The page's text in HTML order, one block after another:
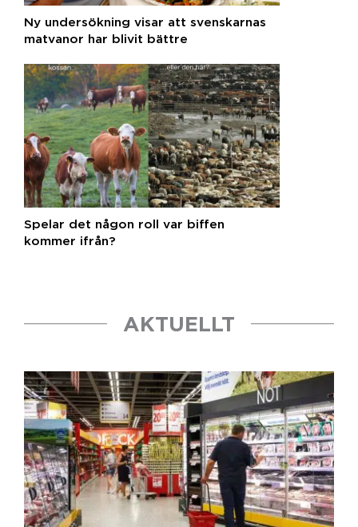
Ny undersökning visar att svenskarnas
matvanor har blivit bättre
Spelar det någon roll var biffen
kommer ifrån?
AKTUELLT